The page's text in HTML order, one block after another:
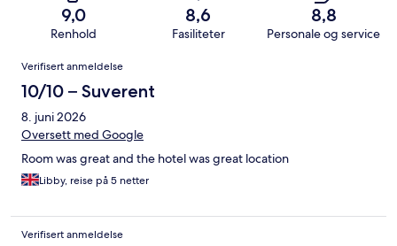
9,0
Renhold
8,6
Fasiliteter
8,8
Personale og service
Anmeldelser
Verifisert anmeldelse
10/10 – Suverent
8. juni 2026
Oversett med Google
Room was great and the hotel was great location
Libby, reise på 5 netter
Verifisert anmeldelse